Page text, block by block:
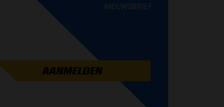
NIEUWSBRIEF
AANMELDEN